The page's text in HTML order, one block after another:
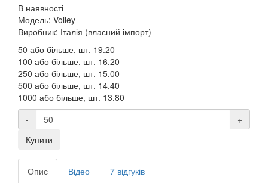
В наявності
Модель: Volley
Виробник: Італія (власний імпорт)
50 або більше, шт. 19.20
100 або більше, шт. 16.20
250 або більше, шт. 15.00
500 або більше, шт. 14.40
1000 або більше, шт. 13.80
-
+
Купити
Опис Відео
7 відгуків